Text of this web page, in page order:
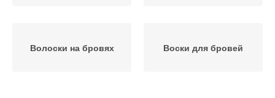
Волоски на бровях Воски для бровей